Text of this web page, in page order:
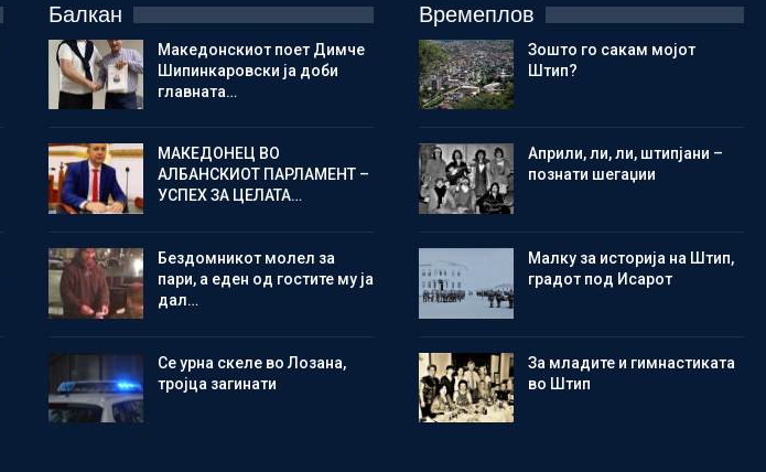
Балкан
Македонскиот поет Димче
Шипинкаровски ја доби
главната…
МАКЕДОНЕЦ ВО
АЛБАНСКИОТ ПАРЛАМЕНТ –
УСПЕХ ЗА ЦЕЛАТА…
Бездомникот молел за
пари, а еден од гостите му ја
дал…
Се урна скеле во Лозана,
тројца загинати
Времеплов
Зошто го сакам мојот
Штип?
Aприли, ли, ли, штипјани –
познати шегаџии
Малку за историја на Штип,
градот под Исарот
Зa младите и гимнастиката
во Штип